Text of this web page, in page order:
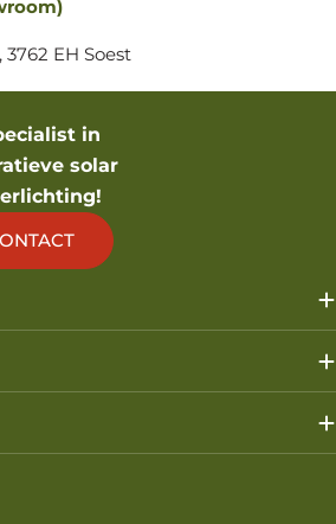
EH Soest
in
solar